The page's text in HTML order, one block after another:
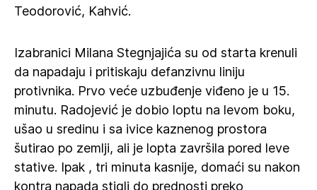
Teodorović, Kahvić.
Izabranici Milana Stegnjajića su od starta krenuli
da napadaju i pritiskaju defanzivnu liniju
protivnika. Prvo veće uzbuđenje viđeno je u 15.
minutu. Radojević je dobio loptu na levom boku,
ušao u sredinu i sa ivice kaznenog prostora
šutirao po zemlji, ali je lopta završila pored leve
stative. Ipak , tri minuta kasnije, domaći su nakon
kontra napada stigli do prednosti preko